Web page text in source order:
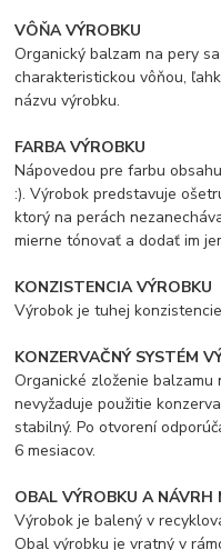
VÔŇA VÝROBKU
Organický balzam na pery
charakteristickou vôňou,
názvu výrobku.
FARBA VÝROBKU
Nápovedou pre farbu
:). Výrobok predstavuje
ktorý na perách
mierne tónovať a dodať im
KONZISTENCIA VÝROBKU
Výrobok je tuhej
KONZERVAČNÝ SYSTÉM
Organické zloženie
nevyžaduje použitie
stabilný. Po otvorení
6 mesiacov.
OBAL VÝROBKU A NÁVRH
Výrobok je balený v
Obal výrobku je vratný v